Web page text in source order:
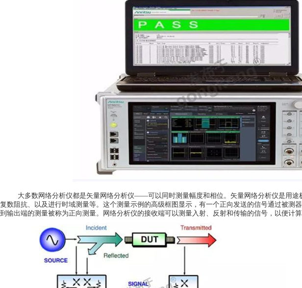
大多数网络分析仪都是矢量网络分析仪——可以同时测量幅度和相位。矢量网络分析仪是用途
复数阻抗、以及进行时域测量等。这个测量示例的高级框图显示，有一个正向发送的信号通过被测
到输出端的测量被称为正向测量。网络分析仪的接收端可以测量入射、反射和传输的信号，以便计算